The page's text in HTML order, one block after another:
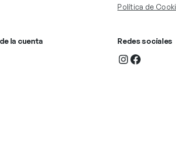
Política de
la cuenta Redes sociales
InstagramFacebook